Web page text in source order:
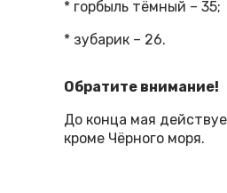
* горбыль тёмный – 35;
* зубарик – 26.
Обратите внимание!
До конца мая
кроме Чёрного моря.